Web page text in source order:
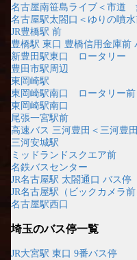
名古屋南笹島ライブ＜市道
名古屋駅太閤口＜ゆりの噴水
JR豊橋駅 前
豊橋駅 東口 豊橋信用金庫前
新豊田駅東口 ロータリー
豊田市駅周辺
東岡崎駅
東岡崎駅南口 ロータリー前
東岡崎駅南口
尾張一宮駅前
高速バス 三河豊田＜三河豊
三河安城駅
ミッドランドスクエア前
名鉄バスセンター
JR名古屋駅 太閤通口 バス停
JR名古屋駅（ビックカメラ前
名古屋駅西口
埼玉のバス停一覧
JR大宮駅 東口 9番バス停